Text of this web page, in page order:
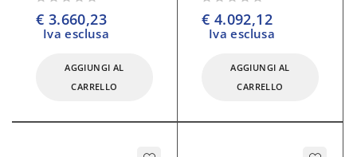
€ 3.660,23
Iva esclusa
AGGIUNGI AL
CARRELLO
€ 4.092,12
Iva esclusa
AGGIUNGI AL
CARRELLO